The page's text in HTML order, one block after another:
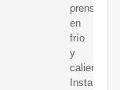
prensado
en
frío
y
caliente
Instalación